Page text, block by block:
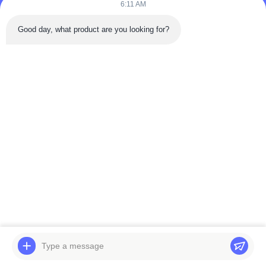
6:11 AM
Good day, what product are you looking for?